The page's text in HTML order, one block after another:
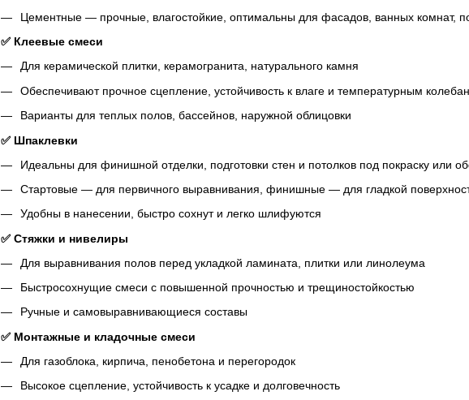
Цементные — прочные, влагостойкие, оптимальны для фасадов, ванных комнат,
✅ Клеевые смеси
Для керамической плитки, керамогранита, натурального камня
Обеспечивают прочное сцепление, устойчивость к влаге и температурным
Варианты для теплых полов, бассейнов, наружной облицовки
✅ Шпаклевки
Идеальны для финишной отделки, подготовки стен и потолков под покраску или
Стартовые — для первичного выравнивания, финишные — для гладкой
Удобны в нанесении, быстро сохнут и легко шлифуются
✅ Стяжки и нивелиры
Для выравнивания полов перед укладкой ламината, плитки или линолеума
Быстросохнущие смеси с повышенной прочностью и трещиностойкостью
Ручные и самовыравнивающиеся составы
✅ Монтажные и кладочные смеси
Для газоблока, кирпича, пенобетона и перегородок
Высокое сцепление, устойчивость к усадке и долговечность